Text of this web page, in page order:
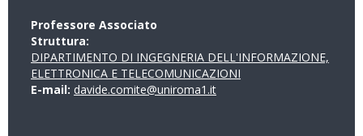
Professore Associato
Struttura:
DIPARTIMENTO DI INGEGNERIA DELL'INFORMAZIONE,
ELETTRONICA E TELECOMUNICAZIONI
E-mail: davide.comite@uniroma1.it